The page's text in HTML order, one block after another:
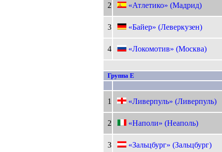
2 «Атлетико» (Мадрид)
3 «Байер» (Леверкузен)
4 «Локомотив» (Москва)
Группа E
1 «Ливерпуль» (Ливерпуль)
2 «Наполи» (Неаполь)
3 «Зальцбург» (Зальцбург)